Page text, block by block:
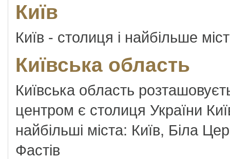
Київ
Київ - столиця і найбільше
Київська область
Київська область
центром є столиця України
найбільші міста: Київ, Біла
Фастів